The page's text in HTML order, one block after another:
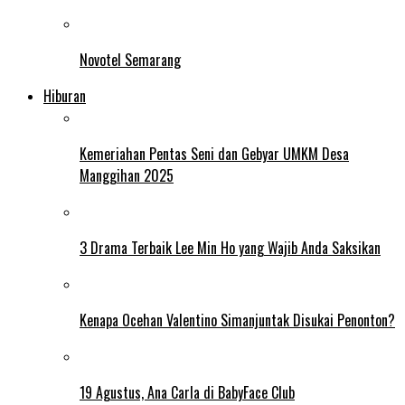
Novotel Semarang
Hiburan
Kemeriahan Pentas Seni dan Gebyar UMKM Desa
Manggihan 2025
3 Drama Terbaik Lee Min Ho yang Wajib Anda Saksikan
Kenapa Ocehan Valentino Simanjuntak Disukai Penonton?
19 Agustus, Ana Carla di BabyFace Club